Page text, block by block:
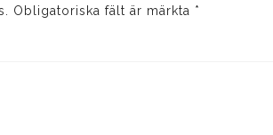
Obligatoriska fält är märkta *